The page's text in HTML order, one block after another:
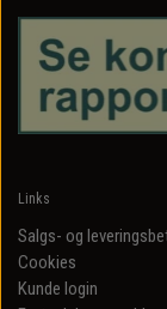
Links
Salgs- og
Cookies
Kunde login